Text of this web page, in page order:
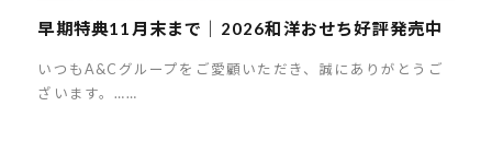
早期特典11月末まで｜2026和洋おせち好評発売中
いつもA&Cグループをご愛顧いただき、誠にありがとうご
ざいます。……